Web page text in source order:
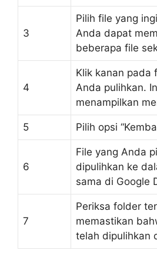
3
Pilih file yang
Anda dapat
beberapa file
4
Klik kanan pada
Anda pulihkan.
menampilkan
5 Pilih opsi
6
File yang Anda
dipulihkan ke
sama di Google
7
Periksa folder
memastikan
telah dipulihkan